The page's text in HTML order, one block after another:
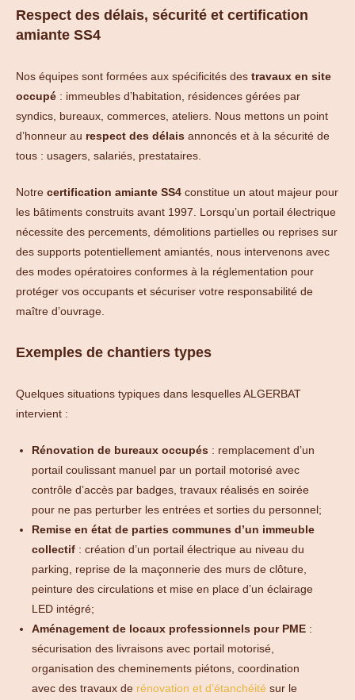
Respect des délais, sécurité et certification
amiante SS4
Nos équipes sont formées aux spécificités des travaux en site
occupé : immeubles d’habitation, résidences gérées par
syndics, bureaux, commerces, ateliers. Nous mettons un point
d’honneur au respect des délais annoncés et à la sécurité de
tous : usagers, salariés, prestataires.
Notre certification amiante SS4 constitue un atout majeur pour
les bâtiments construits avant 1997. Lorsqu’un portail électrique
nécessite des percements, démolitions partielles ou reprises sur
des supports potentiellement amiantés, nous intervenons avec
des modes opératoires conformes à la réglementation pour
protéger vos occupants et sécuriser votre responsabilité de
maître d’ouvrage.
Exemples de chantiers types
Quelques situations typiques dans lesquelles ALGERBAT
intervient :
Rénovation de bureaux occupés : remplacement d’un
portail coulissant manuel par un portail motorisé avec
contrôle d’accès par badges, travaux réalisés en soirée
pour ne pas perturber les entrées et sorties du personnel;
Remise en état de parties communes d’un immeuble
collectif : création d’un portail électrique au niveau du
parking, reprise de la maçonnerie des murs de clôture,
peinture des circulations et mise en place d’un éclairage
LED intégré;
Aménagement de locaux professionnels pour PME :
sécurisation des livraisons avec portail motorisé,
organisation des cheminements piétons, coordination
avec des travaux de rénovation et d’étanchéité sur le